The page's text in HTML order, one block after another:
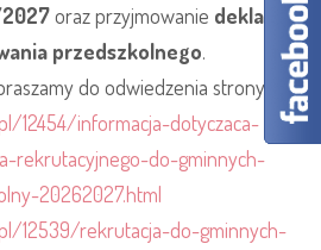
rok
szkolny
2026/2027
oraz przyjmowanie deklaracji
przedszkolnego.
do odwiedzenia strony:
12454/informacja-dotyczaca-
rekrutacyjnego-do-gminnych-
20262027.html
12539/rekrutacja-do-gminnych-